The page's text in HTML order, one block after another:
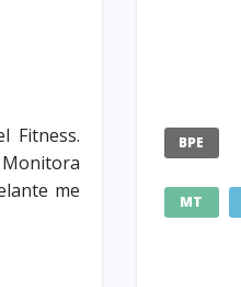
Fitness.
me
BPE
MT